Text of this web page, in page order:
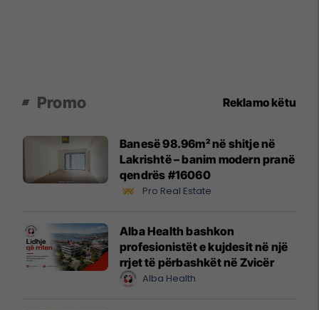
Promo Reklamo këtu
Banesë 98.96m² në shitje në
Lakrishtë – banim modern pranë
qendrës #16060
Pro Real Estate
Alba Health bashkon
profesionistët e kujdesit në një
rrjet të përbashkët në Zvicër
Alba Health